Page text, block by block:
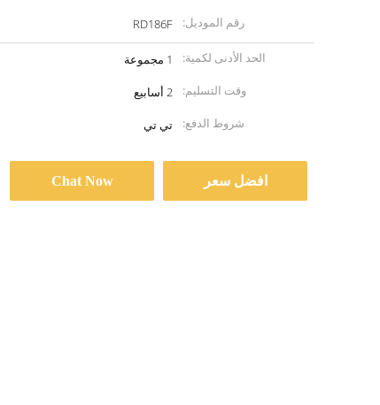
رقم الموديل:
RD186F
الحد الأدنى لكمية:
1 مجموعة
وقت التسليم:
2 أسابيع
شروط الدفع:
تي تي
افضل سعر Chat Now